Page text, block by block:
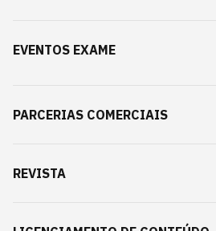
EVENTOS EXAME
PARCERIAS COMERCIAIS
REVISTA